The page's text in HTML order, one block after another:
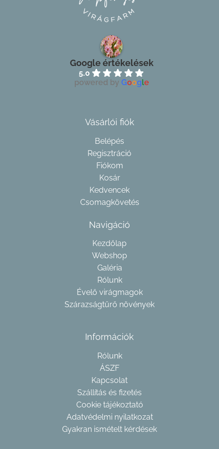
Google értékelések
5.0
powered by Google
Vásárlói fiók
Belépés
Regisztráció
Fiókom
Kosár
Kedvencek
Csomagkövetés
Navigáció
Kezdőlap
Webshop
Galéria
Rólunk
Évelő virágmagok
Szárazságtűrő növények
Információk
Rólunk
ÁSZF
Kapcsolat
Szállítás és fizetés
Cookie tájékoztató
Adatvédelmi nyilatkozat
Gyakran ismételt kérdések